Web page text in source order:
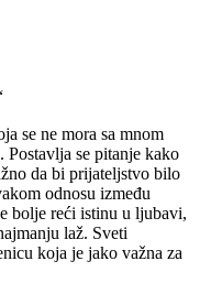
se ne mora sa mnom
Postavlja se pitanje kako
da bi prijateljstvo bilo
odnosu između
bolje reći istinu u ljubavi,
laž. Sveti
koja je jako važna za